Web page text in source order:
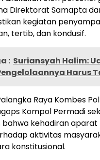
Direktorat Samapta
kegiatan
tertib, dan kondusif.
: Suriansyah Halim:
Harus
Raya Kombes Pol.
Kompol Permadi
bahwa kehadiran
aktivitas
konstitusional.